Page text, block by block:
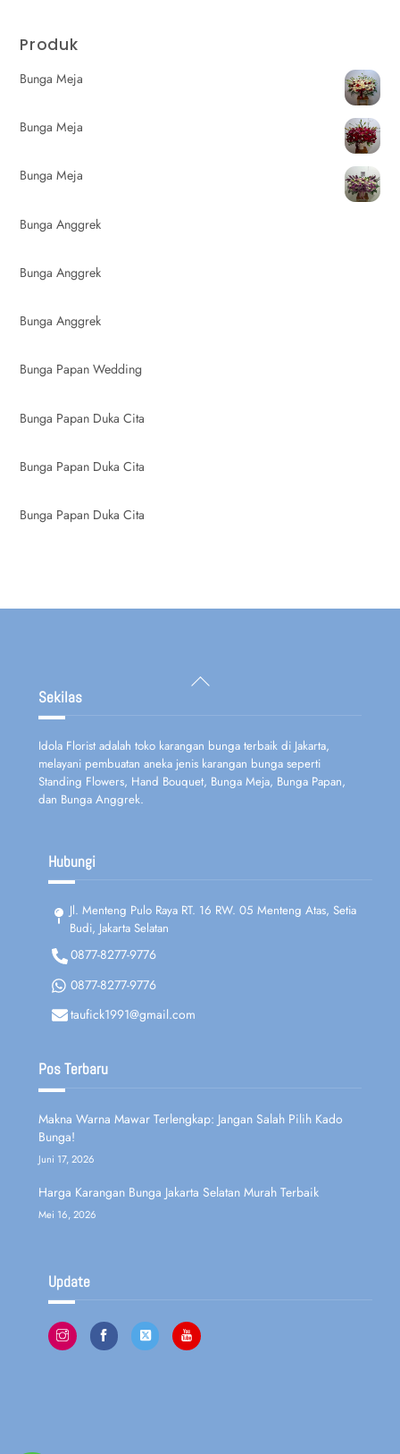
Produk
Bunga Meja
Bunga Meja
Bunga Meja
Bunga Anggrek
Bunga Anggrek
Bunga Anggrek
Bunga Papan Wedding
Bunga Papan Duka Cita
Bunga Papan Duka Cita
Bunga Papan Duka Cita
Back
To
Sekilas
Idola Florist adalah toko karangan bunga terbaik di Jakarta,
melayani pembuatan aneka jenis karangan bunga seperti
Standing Flowers, Hand Bouquet, Bunga Meja, Bunga Papan,
dan Bunga Anggrek.
Hubungi
Jl. Menteng Pulo Raya RT. 16 RW. 05 Menteng Atas, Setia
Budi, Jakarta Selatan
0877-8277-9776
0877-8277-9776
taufick1991@gmail.com
Pos Terbaru
Makna Warna Mawar Terlengkap: Jangan Salah Pilih Kado
Bunga!
Juni 17, 2026
Harga Karangan Bunga Jakarta Selatan Murah Terbaik
Mei 16, 2026
Update